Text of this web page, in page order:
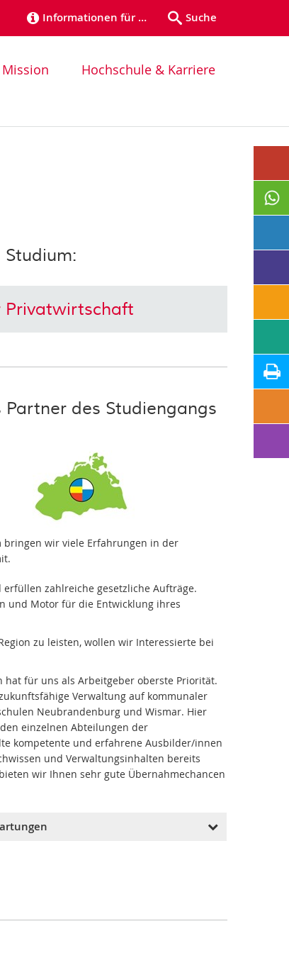
Informationen für … Suche
Hochschule & Karriere
Privatwirtschaft
des Studiengangs
bringen wir viele Erfahrungen in der
zahlreiche gesetzliche Aufträge.
und Motor für die Entwicklung ihres
zu leisten, wollen wir Interessierte bei
hat für uns als Arbeitgeber oberste Priorität.
Verwaltung auf kommunaler
Neubrandenburg und Wismar. Hier
einzelnen Abteilungen der
kompetente und erfahrene Ausbilder/innen
und Verwaltungsinhalten bereits
wir Ihnen sehr gute Übernahmechancen